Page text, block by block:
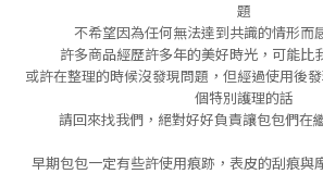
題
不希望因為任何無法達到共識的情形而
許多商品經歷許多年的美好時光，可能比
或許在整理的時候沒發現問題，但經過使用後
個特別護理的話
請回來找我們，絕對好好負責讓包包們在
早期包包一定有些許使用痕跡，表皮的刮痕與